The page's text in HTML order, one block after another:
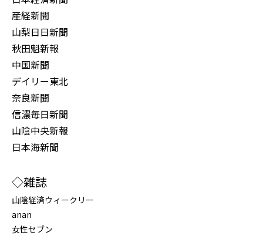
産経新聞
山梨日日新聞
秋田魁新報
中国新聞
デイリー東北
奈良新聞
信濃毎日新聞
山陰中央新報
日本海新聞
◇雑誌
山陰経済ウィークリー
anan
女性セブン